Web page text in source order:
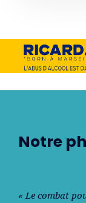
Notre
« Le combat